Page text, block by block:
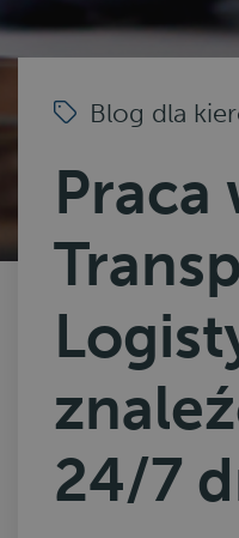
Blog dla
Praca
24/7